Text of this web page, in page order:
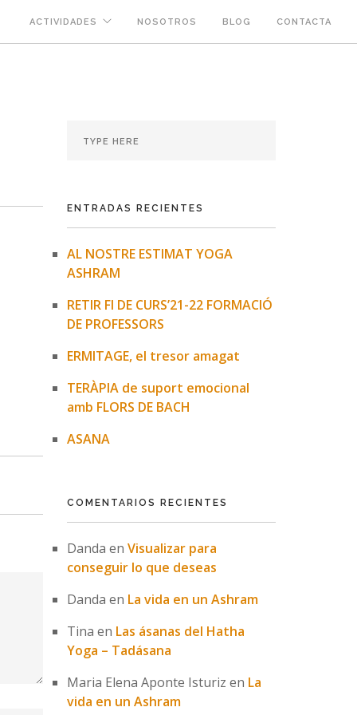
ACTIVIDADES NOSOTROS BLOG CONTACTA
ENTRADAS RECIENTES
AL NOSTRE ESTIMAT YOGA
ASHRAM
RETIR FI DE CURS’21-22 FORMACIÓ
DE PROFESSORS
ERMITAGE, el tresor amagat
TERÀPIA de suport emocional
amb FLORS DE BACH
ASANA
COMENTARIOS RECIENTES
Danda en Visualizar para
conseguir lo que deseas
Danda en La vida en un Ashram
Tina en Las ásanas del Hatha
Yoga – Tadásana
Maria Elena Aponte Isturiz en La
vida en un Ashram